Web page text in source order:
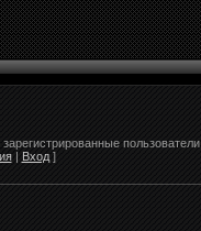
пользователи.
| Вход]